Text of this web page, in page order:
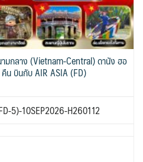
กลาง (Vietnam-Central) ดานัง ฮอ
น บินกับ AIR ASIA (FD)
5)-10SEP2026-H260112